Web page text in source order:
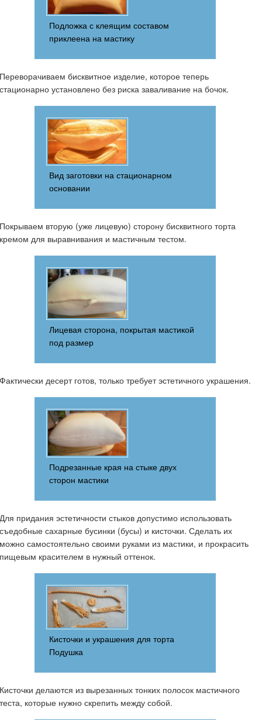
Подложка с клеящим составом
приклеена на мастику
Переворачиваем бисквитное изделие, которое теперь
стационарно установлено без риска заваливание на бочок.
Вид заготовки на стационарном
основании
Покрываем вторую (уже лицевую) сторону бисквитного торта
кремом для выравнивания и мастичным тестом.
Лицевая сторона, покрытая мастикой
под размер
Фактически десерт готов, только требует эстетичного украшения.
Подрезанные края на стыке двух
сторон мастики
Для придания эстетичности стыков допустимо использовать
съедобные сахарные бусинки (бусы) и кисточки. Сделать их
можно самостоятельно своими руками из мастики, и прокрасить
пищевым красителем в нужный оттенок.
Кисточки и украшения для торта
Подушка
Кисточки делаются из вырезанных тонких полосок мастичного
теста, которые нужно скрепить между собой.